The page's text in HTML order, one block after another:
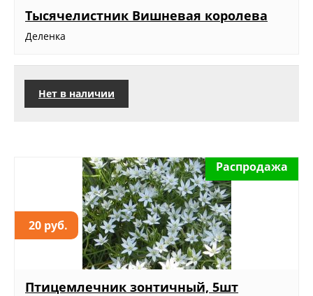
Тысячелистник Вишневая королева
Деленка
Нет в наличии
20 руб.
Распродажа
Птицемлечник зонтичный, 5шт